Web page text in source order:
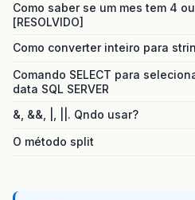
Como saber se um mes tem 4
[RESOLVIDO]
Como converter inteiro para
Comando SELECT para
data SQL SERVER
&, &&, |, ||. Qndo usar?
O método split